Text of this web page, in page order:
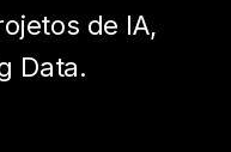
de IA,
Data.